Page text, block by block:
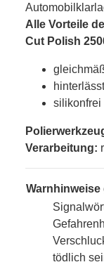
Alle Vorteile
Cut Polish
silikonfrei
Verarbeitung:
tödlich